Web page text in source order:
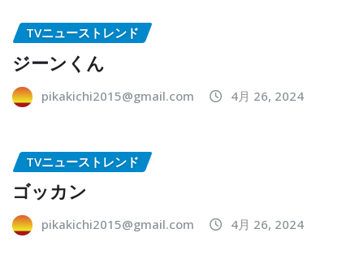
TVニューストレンド
ジーンくん
pikakichi2015@gmail.com 4月 26, 2024
TVニューストレンド
ゴッカン
pikakichi2015@gmail.com 4月 26, 2024